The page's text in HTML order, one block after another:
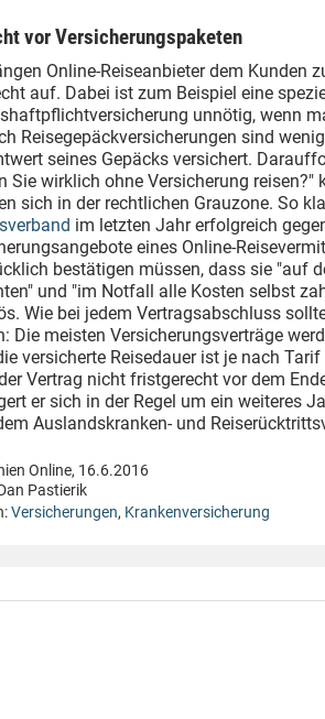
vor Versicherungspaketen
Online-Reiseanbieter dem Kunden
auf. Dabei ist zum Beispiel eine
unnötig, wenn
Reisegepäckversicherungen sind
seines Gepäcks versichert.
Sie wirklich ohne Versicherung reisen?"
sich in der rechtlichen Grauzone. So
im letzten Jahr erfolgreich
eines Online-
bestätigen müssen, dass sie "auf
und "im Notfall alle Kosten selbst
Wie bei jedem Vertragsabschluss
Die meisten Versicherungsverträge
versicherte Reisedauer ist je nach
Vertrag nicht fristgerecht vor dem
er sich in der Regel um ein weiteres
Auslandskranken- und
Online, 16.6.2016
Pastierik
Versicherungen, Krankenversicherung